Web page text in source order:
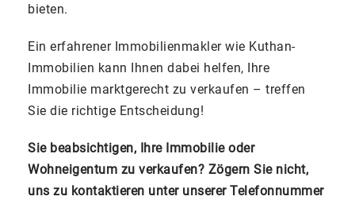
bieten.
Ein erfahrener Immobilienmakler wie Kuthan-
Immobilien kann Ihnen dabei helfen, Ihre
Immobilie marktgerecht zu verkaufen – treffen
Sie die richtige Entscheidung!
Sie beabsichtigen, Ihre Immobilie oder
Wohneigentum zu verkaufen? Zögern Sie nicht,
uns zu kontaktieren unter unserer Telefonnummer